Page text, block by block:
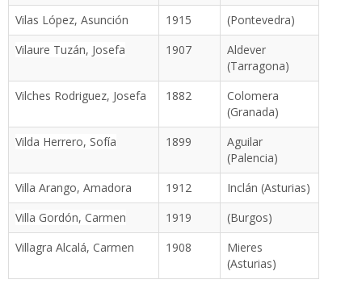
Vilas López, Asunción
1915
(Pontevedra)
Vilaure Tuzán, Josefa
1907
Aldever
(Tarragona)
Vilches Rodriguez, Josefa
1882
Colomera
(Granada)
Vilda Herrero, Sofía
1899
Aguilar
(Palencia)
Villa Arango, Amadora
1912
Inclán (Asturias)
Villa Gordón, Carmen
1919
(Burgos)
Villagra Alcalá, Carmen
1908
Mieres
(Asturias)